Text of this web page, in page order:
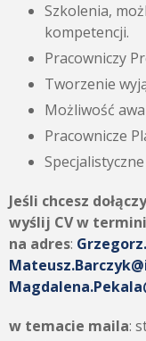
Szkolenia,
kompetencji.
Pracowniczy
Tworzenie
Możliwość
Pracownicze
Jeśli chcesz
wyślij CV w
na adres:
w temacie maila: